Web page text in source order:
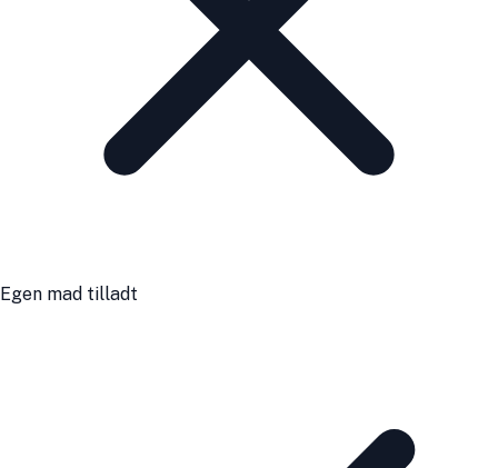
Egen mad tilladt